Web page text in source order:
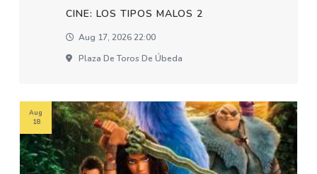
CINE: LOS TIPOS MALOS 2
Aug 17, 2026 22:00
Plaza De Toros De Úbeda
Aug
18